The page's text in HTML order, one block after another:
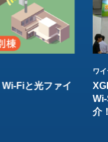
Fiと光ファイ
ワ
介